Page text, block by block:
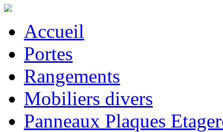
Accueil
Portes
Rangements
Mobiliers divers
Panneaux Plaques